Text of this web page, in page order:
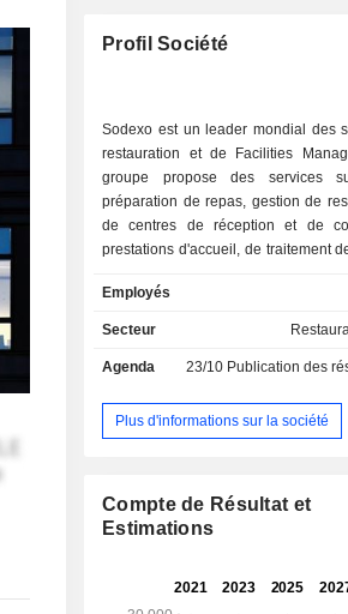
Profil Société
Sodexo est un leader mondial des
restauration et de Facilities
groupe propose des services
préparation de repas, gestion de
de centres de réception et de
prestations d'accueil, de traitement
maintenance technique, de
gestion des installations, de
entreprises et administrations
personnes âgées (24,3%), écoles et
(18,7%) et divertissements (9,6%
(46,4%), Asie-Pacifique-Moyen-
Amérique latine (17,9%).
Employés
Secteur
Agenda 23/10 Publication des résultats -
Plus d'informations sur la société
Compte de Résultat et
Estimations